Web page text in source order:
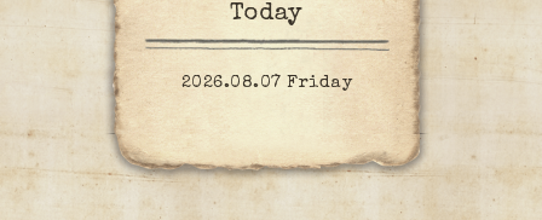
Today
2026.08.07 Friday